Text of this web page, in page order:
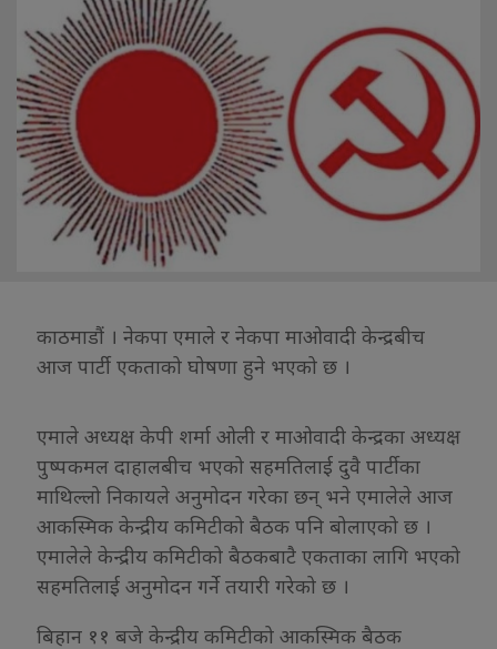
काठमाडौं । नेकपा एमाले र नेकपा माओवादी केन्द्रबीच
आज पार्टी एकताको घोषणा हुने भएको छ ।
एमाले अध्यक्ष केपी शर्मा ओली र माओवादी केन्द्रका अध्यक्ष
पुष्पकमल दाहालबीच भएको सहमतिलाई दुवै पार्टीका
माथिल्लो निकायले अनुमोदन गरेका छन् भने एमालेले आज
आकस्मिक केन्द्रीय कमिटीको बैठक पनि बोलाएको छ ।
एमालेले केन्द्रीय कमिटीको बैठकबाटै एकताका लागि भएको
सहमतिलाई अनुमोदन गर्ने तयारी गरेको छ ।
बिहान ११ बजे केन्द्रीय कमिटीको आकस्मिक बैठक